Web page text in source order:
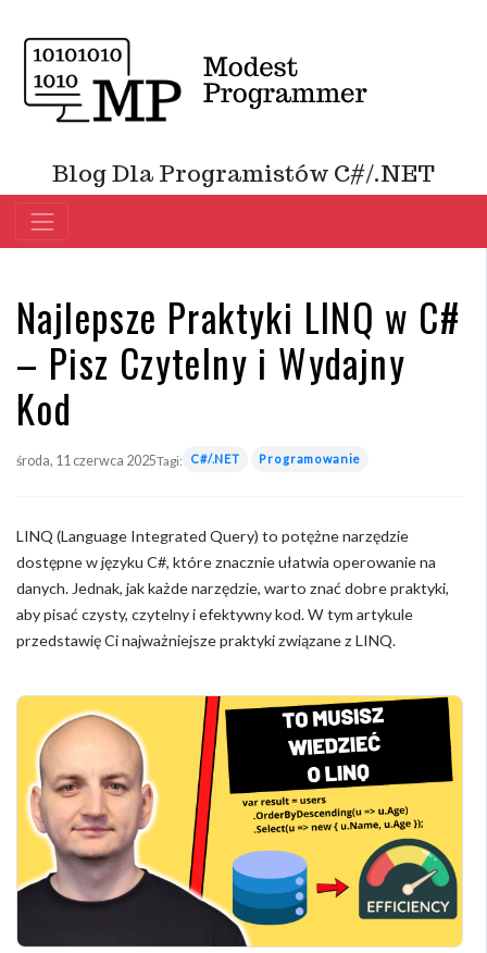
Blog Dla Programistów C#/.NET
Najlepsze Praktyki LINQ w C#
– Pisz Czytelny i Wydajny
Kod
środa, 11 czerwca 2025Tagi: C#/.NET Programowanie
LINQ (Language Integrated Query) to potężne narzędzie
dostępne w języku C#, które znacznie ułatwia operowanie na
danych. Jednak, jak każde narzędzie, warto znać dobre praktyki,
aby pisać czysty, czytelny i efektywny kod. W tym artykule
przedstawię Ci najważniejsze praktyki związane z LINQ.